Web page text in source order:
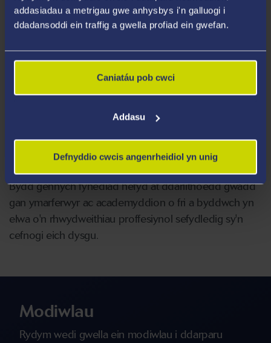
addasiadau a metrigau gwe anhysbys i'n galluogi i
ddadansoddi ein traffig a gwella profiad ein gwefan.
Caniatáu pob cwci
Addasu
Defnyddio cwcis angenrheidiol yn unig
hanfodol ar gyfer ymarfer y gyfraith.
asesu, a byddwch yn cael eich annog i ddatblygu
sgiliau gweithio mewn tîm a sgiliau cyfathrebu drwy
seminarau a gweithdai, yn ogystal â sgiliau rheoli
modiwl dysgu annibynnol. Bydd y sgiliau hyn yn
farchnad swyddi.
Bydd gennych fynediad hefyd at ddarlithoedd gwadd
gan ymarferwyr ac academyddion o fri a byddwch yn
elwa o'n rhwydweithiau proffesiynol sefydledig sy'n
cefnogi eich dysgu.
Modiwlau
Rydym wedi gwella ein modiwlau i ddarparu